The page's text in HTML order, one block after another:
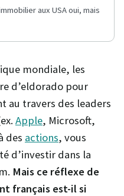
aux USA oui, mais
mondiale, les
d’eldorado pour
au travers des leaders
Apple, Microsoft,
des actions, vous
d’investir dans la
Mais ce réflexe de
français est-il si